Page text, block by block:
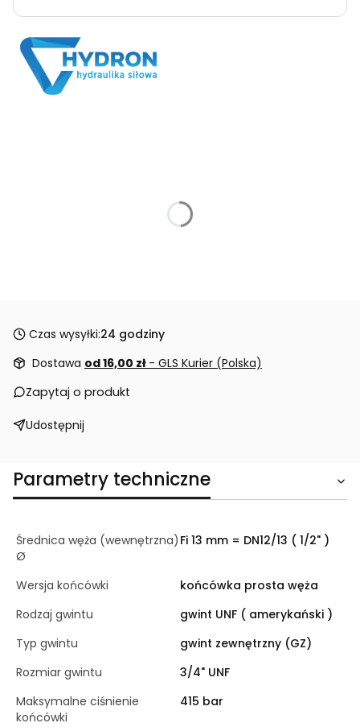
Czas wysyłki:24 godziny
Dostawa od 16,00 zł - GLS Kurier (Polska)
Zapytaj o produkt
Udostępnij
Parametry techniczne
Średnica węża (wewnętrzna)
Ø
Fi 13 mm = DN12/13 ( 1/2" )
Wersja końcówki
końcówka prosta węża
Rodzaj gwintu
gwint UNF ( amerykański )
Typ gwintu
gwint zewnętrzny (GZ)
Rozmiar gwintu
3/4" UNF
Maksymalne ciśnienie
końcówki
415 bar